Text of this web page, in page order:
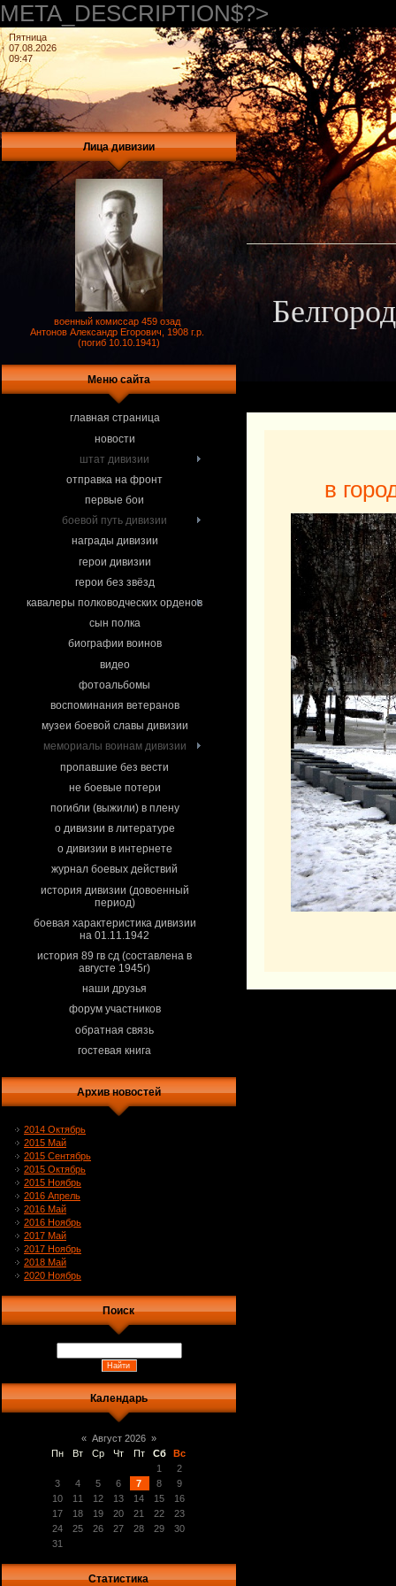
META_DESCRIPTION$?>
Пятница
07.08.2026
09:47
Лица дивизии
военный комиссар 459 озад
Антонов Александр Егорович, 1908 г.р.
(погиб 10.10.1941)
Меню сайта
главная страница
новости
штат дивизии
отправка на фронт
первые бои
боевой путь дивизии
награды дивизии
герои дивизии
герои без звёзд
кавалеры полководческих орденов
сын полка
биографии воинов
видео
фотоальбомы
воспоминания ветеранов
музеи боевой славы дивизии
мемориалы воинам дивизии
пропавшие без вести
не боевые потери
погибли (выжили) в плену
о дивизии в литературе
о дивизии в интернете
журнал боевых действий
история дивизии (довоенный
период)
боевая характеристика дивизии
на 01.11.1942
история 89 гв сд (составлена в
августе 1945г)
наши друзья
форум участников
обратная связь
гостевая книга
Архив новостей
2014 Октябрь
2015 Май
2015 Сентябрь
2015 Октябрь
2015 Ноябрь
2016 Апрель
2016 Май
2016 Ноябрь
2017 Май
2017 Ноябрь
2018 Май
2020 Ноябрь
Поиск
Календарь
« Август 2026 »
Пн
Вт Ср Чт Пт Сб
Вс
1
2
3
4 5 6 7 8
9
10
11 12 13 14 15
16
17
18 19 20 21 22
23
24
25 26 27 28 29
30
31
Статистика
в